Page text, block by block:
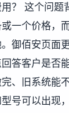
？ 这个问题
一个价格，
御佰安页面
答客户是否
、旧系统能
号可以出现